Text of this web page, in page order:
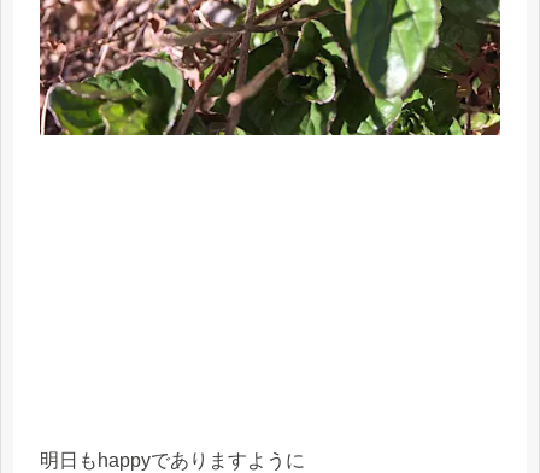
明日もhappyでありますように